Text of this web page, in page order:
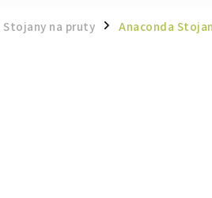
Stojany na pruty / Anaconda